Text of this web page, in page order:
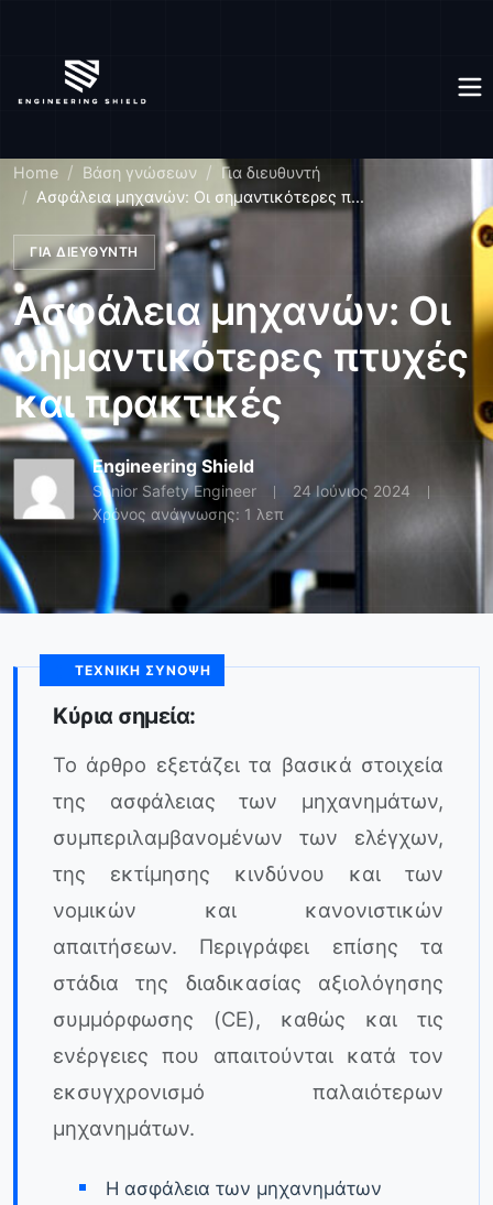
Home Βάση γνώσεων
Για διευθυντή
Ασφάλεια μηχανών: Οι σημαντικότερες π...
ΓΙΑ ΔΙΕΥΘΥΝΤΉ
Ασφάλεια μηχανών: Οι
σημαντικότερες πτυχές
και πρακτικές
Engineering Shield
Senior Safety Engineer
24 Ιούνιος 2024
Χρόνος ανάγνωσης: 1 λεπ
ΤΕΧΝΙΚΉ ΣΎΝΟΨΗ
Κύρια σημεία:
Το άρθρο εξετάζει τα βασικά στοιχεία
της ασφάλειας των μηχανημάτων,
συμπεριλαμβανομένων των ελέγχων,
της εκτίμησης κινδύνου και των
νομικών και κανονιστικών
απαιτήσεων. Περιγράφει επίσης τα
στάδια της διαδικασίας αξιολόγησης
συμμόρφωσης (CE), καθώς και τις
ενέργειες που απαιτούνται κατά τον
εκσυγχρονισμό παλαιότερων
μηχανημάτων.
Η ασφάλεια των μηχανημάτων